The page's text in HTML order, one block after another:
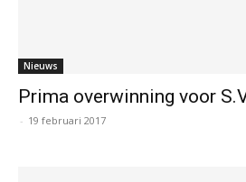
Nieuws
Prima overwinning voor
- 19 februari 2017